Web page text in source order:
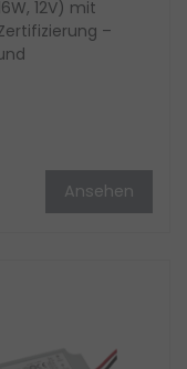
12V) mit
–
Ansehen